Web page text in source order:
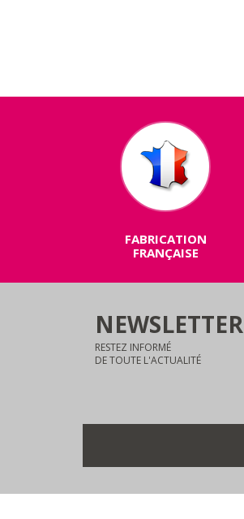
FABRICATION
FRANÇAISE
NEWSLETTER
RESTEZ INFORMÉ
DE TOUTE L'ACTUALITÉ